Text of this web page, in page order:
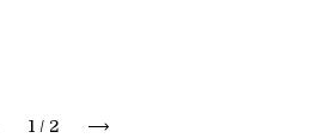
1/ 2